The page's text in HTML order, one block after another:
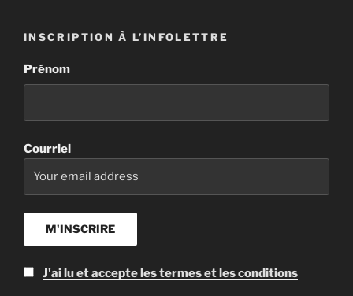
INSCRIPTION À L’INFOLETTRE
Prénom
Courriel
J'ai lu et accepte les termes et les conditions